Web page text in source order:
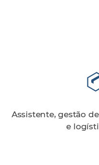
Assistente, gestão
e